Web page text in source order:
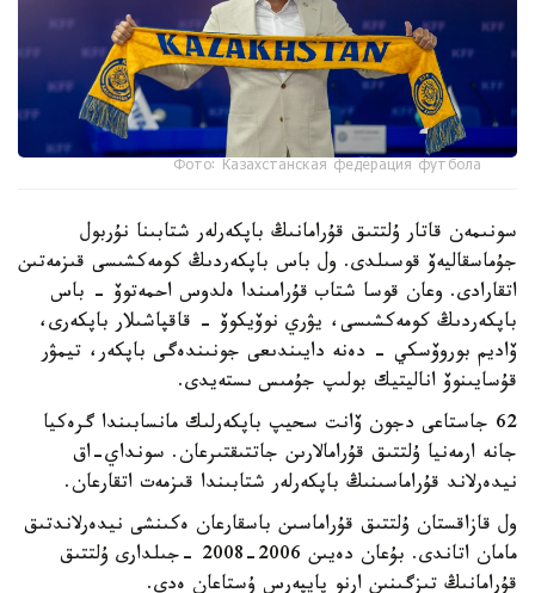
Фото: Казахстанская федерация футбола
سونىمەن قاتار ۇلتتىق قۇرامانىڭ باپكەرلەر شتابىنا نۇربول
جۇماسقاليەۆ قوسىلدى. ول باس باپكەردىڭ كومەكشىسى قىزمەتىن
اتقارادى. وعان قوسا شتاب قۇرامىندا ەلدوس احمەتوۆ - باس
باپكەردىڭ كومەكشىسى، يۋري نوۆيكوۆ - قاقپاشىلار باپكەرى،
ۆاديم بوروۆسكي - دەنە دايىندىعى جونىندەگى باپكەر، تيمۋر
قۇسايىنوۆ اناليتيك بولىپ جۇمىس ىستەيدى.
62 جاستاعى دجون ۆانت سحيپ باپكەرلىك مانسابىندا گرەكيا
جانە ارمەنيا ۇلتتىق قۇرامالارىن جاتتىقتىرعان. سونداي-اق
نيدەرلاند قۇراماسىنىڭ باپكەرلەر شتابىندا قىزمەت اتقارعان.
ول قازاقستان ۇلتتىق قۇراماسىن باسقارعان ەكىنشى نيدەرلاندتىق
مامان اتاندى. بۇعان دەيىن 2006-2008 -جىلدارى ۇلتتىق
قۇرامانىڭ تىزگىنىن ارنو پايپەرس ۇستاعان ەدى.